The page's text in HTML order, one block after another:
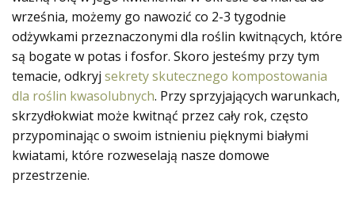
września, możemy go nawozić co 2-3 tygodnie
odżywkami przeznaczonymi dla roślin kwitnących, które
są bogate w potas i fosfor. Skoro jesteśmy przy tym
temacie, odkryj sekrety skutecznego kompostowania
dla roślin kwasolubnych. Przy sprzyjających warunkach,
skrzydłokwiat może kwitnąć przez cały rok, często
przypominając o swoim istnieniu pięknymi białymi
kwiatami, które rozweselają nasze domowe
przestrzenie.